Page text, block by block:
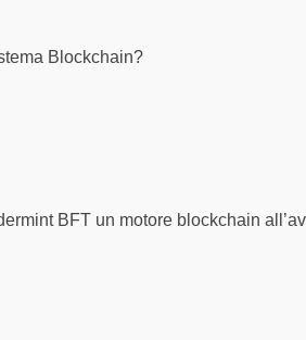
Blockchain?
BFT un motore blockchain